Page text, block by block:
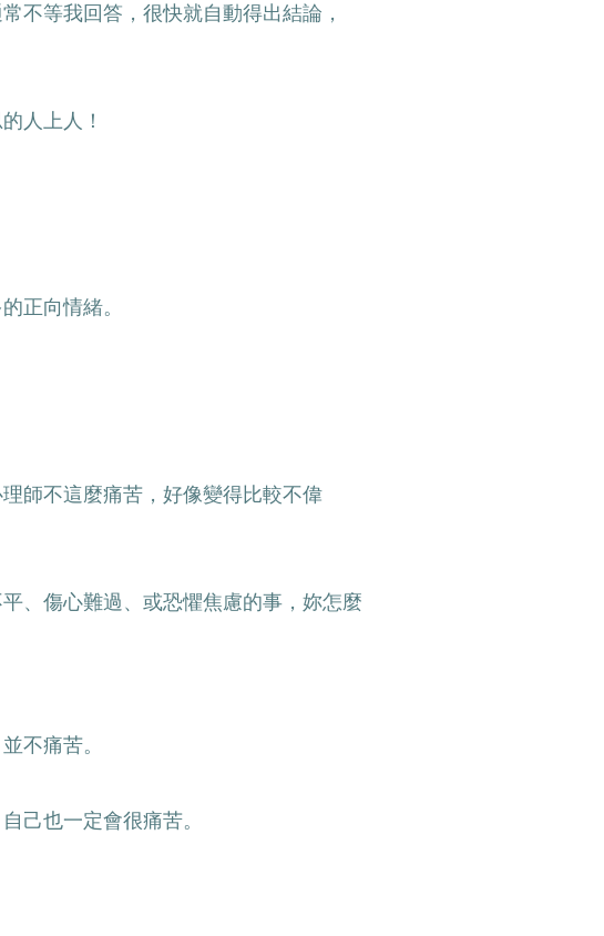
不等我回答，很快就自動得出結論，
人上人！
正向情緒。
師不這麼痛苦，好像變得比較不偉
、傷心難過、或恐懼焦慮的事，妳怎麼
不痛苦。
己也一定會很痛苦。